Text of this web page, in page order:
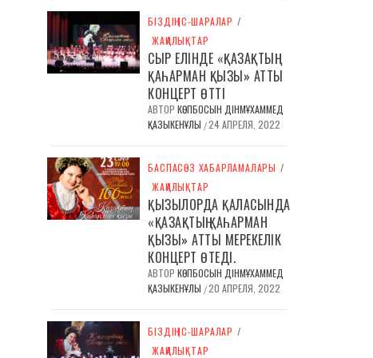
БІЗДІҢ ІС-ШАРАЛАР /
ЖАҢАЛЫҚТАР
СЫР ЕЛІНДЕ «ҚАЗАҚТЫҢ
ҚАҺАРМАН ҚЫЗЫ» АТТЫ
КОНЦЕРТ ӨТТІ
АВТОР КӨПБОСЫН ДІНМҰХАММЕД
ҚАЗЫКЕНҰЛЫ /24 АПРЕЛЯ, 2022
БАСПАСӨЗ ХАБАРЛАМАЛАРЫ /
ЖАҢАЛЫҚТАР
ҚЫЗЫЛОРДА ҚАЛАСЫНДА
«ҚАЗАҚТЫҢ ҚАҺАРМАН
ҚЫЗЫ» АТТЫ МЕРЕКЕЛІК
КОНЦЕРТ ӨТЕДІ.
АВТОР КӨПБОСЫН ДІНМҰХАММЕД
ҚАЗЫКЕНҰЛЫ /20 АПРЕЛЯ, 2022
БІЗДІҢ ІС-ШАРАЛАР /
ЖАҢАЛЫҚТАР